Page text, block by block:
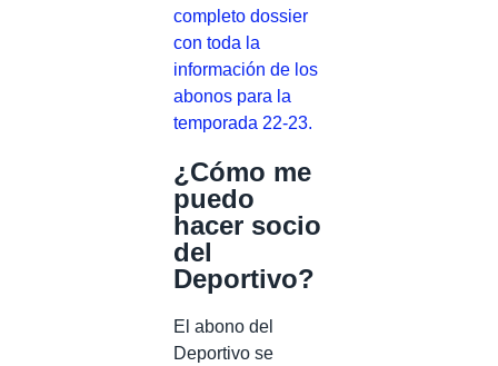
completo dossier
con toda la
información de los
abonos para la
temporada 22-23.
¿Cómo me
puedo
hacer socio
del
Deportivo?
El abono del
Deportivo se